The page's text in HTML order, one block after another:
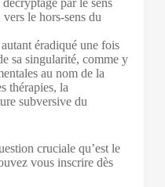
par le sens
le hors-sens du
éradiqué une fois
sa singularité, comme y
au nom de la
thérapies, la
subversive du
cruciale qu’est le
vous inscrire dès